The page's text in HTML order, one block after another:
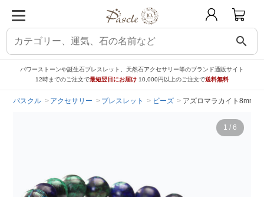
search
パワーストーンや誕生石ブレスレット、天然石アクセサリー等のブランド通販サイト
12時までのご注文で最短翌日にお届け 10,000円以上のご注文で送料無料
パスクル アクセサリー ブレスレット ビーズ アズロマラカイト8mm
1 / 6